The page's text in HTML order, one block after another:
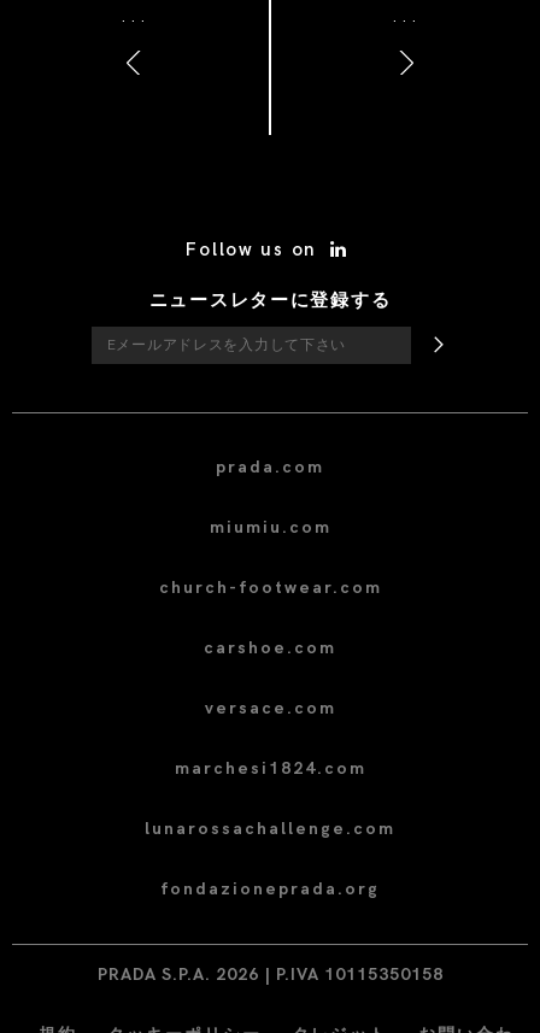
ープに戦略的出資
...
世界的な行動を促すコー
ラル・ガーデナーズを支
援
...
Follow us on
ニュースレターに登録する
prada.com
miumiu.com
church-footwear.com
carshoe.com
versace.com
marchesi1824.com
lunarossachallenge.com
fondazioneprada.org
PRADA S.P.A. 2026 | P.IVA 10115350158